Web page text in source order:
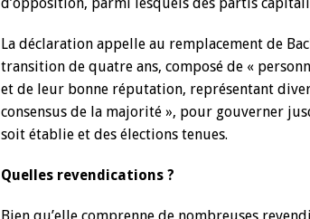
La déclaration appelle au remplacement de
transition de quatre ans, composé de «
et de leur bonne réputation, représentant
consensus de la majorité », pour gouverner
soit établie et des élections tenues.
Quelles revendications ?